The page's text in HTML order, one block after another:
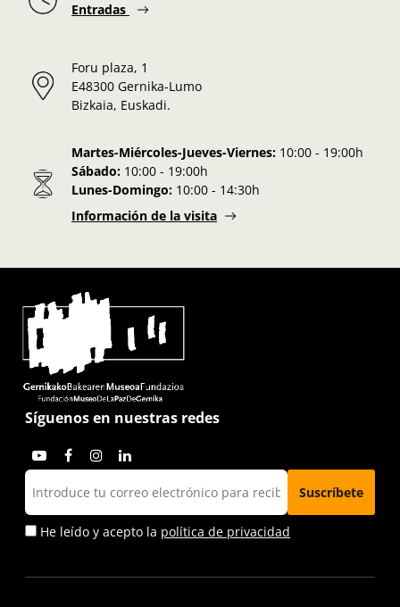
Entradas
Foru plaza, 1
E48300 Gernika-Lumo
Bizkaia, Euskadi.
Martes-Miércoles-Jueves-Viernes: 10:00 - 19:00h
Sábado: 10:00 - 19:00h
Lunes-Domingo: 10:00 - 14:30h
Información de la visita
Síguenos en nuestras redes
He leído y acepto la política de privacidad